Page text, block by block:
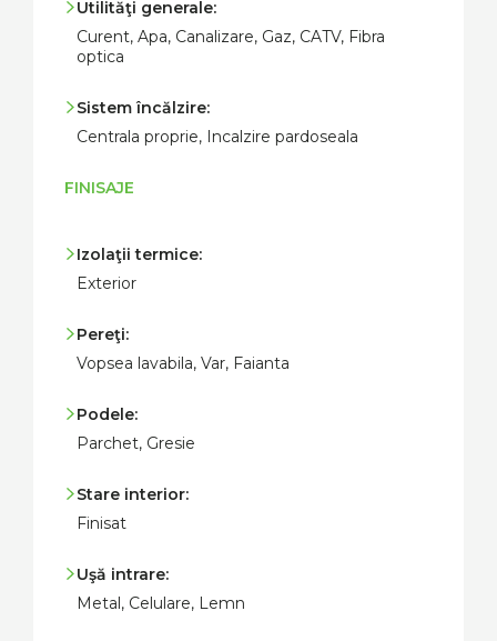
Utilităţi generale:
Curent, Apa, Canalizare, Gaz, CATV, Fibra
optica
Sistem încălzire:
Centrala proprie, Incalzire pardoseala
FINISAJE
Izolaţii termice:
Exterior
Pereţi:
Vopsea lavabila, Var, Faianta
Podele:
Parchet, Gresie
Stare interior:
Finisat
Uşă intrare:
Metal, Celulare, Lemn